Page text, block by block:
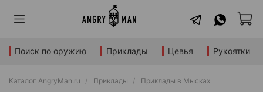
Поиск по оружию Приклады Цевья Рукоятки
Каталог AngryMan.ru Приклады Приклады в Мысках